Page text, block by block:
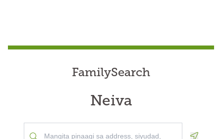
FamilySearch
Neiva